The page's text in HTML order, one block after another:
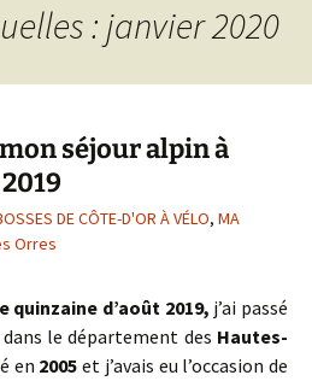
: janvier 2020
séjour alpin à
DE CÔTE-D'OR À VÉLO, MA
Orres
quinzaine d’août 2019, j’ai passé
dans le département des Hautes-
en 2005 et j’avais eu l’occasion de